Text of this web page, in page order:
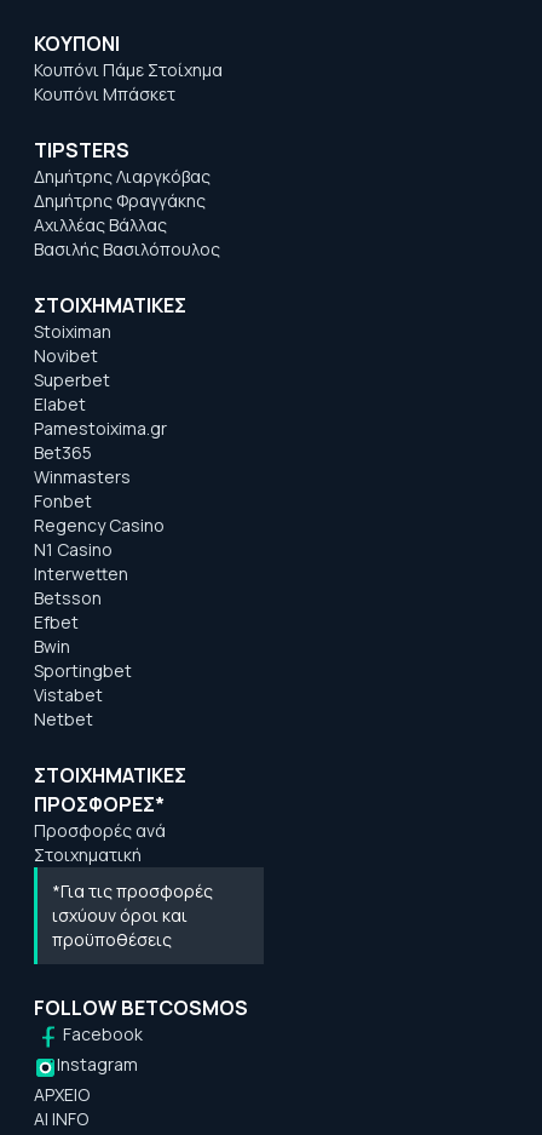
ΚΟΥΠΟΝΙ
Κουπόνι Πάμε Στοίχημα
Κουπόνι Μπάσκετ
TIPSTERS
Δημήτρης Λιαργκόβας
Δημήτρης Φραγγάκης
Αχιλλέας Βάλλας
Βασιλής Βασιλόπουλος
ΣΤΟΙΧΗΜΑΤΙΚΕΣ
Stoiximan
Novibet
Superbet
Elabet
Pamestoixima.gr
Bet365
Winmasters
Fonbet
Regency Casino
N1 Casino
Interwetten
Betsson
Efbet
Bwin
Sportingbet
Vistabet
Netbet
ΣΤΟΙΧΗΜΑΤΙΚΕΣ
ΠΡΟΣΦΟΡΕΣ*
Προσφορές ανά
Στοιχηματική
*Για τις προσφορές
ισχύουν όροι και
προϋποθέσεις
FOLLOW BETCOSMOS
Facebook
Instagram
ΑΡΧΕΙΟ
AI INFO